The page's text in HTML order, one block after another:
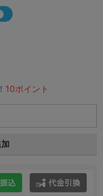
10ポイント